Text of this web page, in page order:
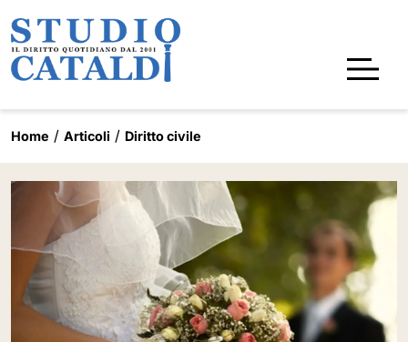
Home Articoli Diritto civile